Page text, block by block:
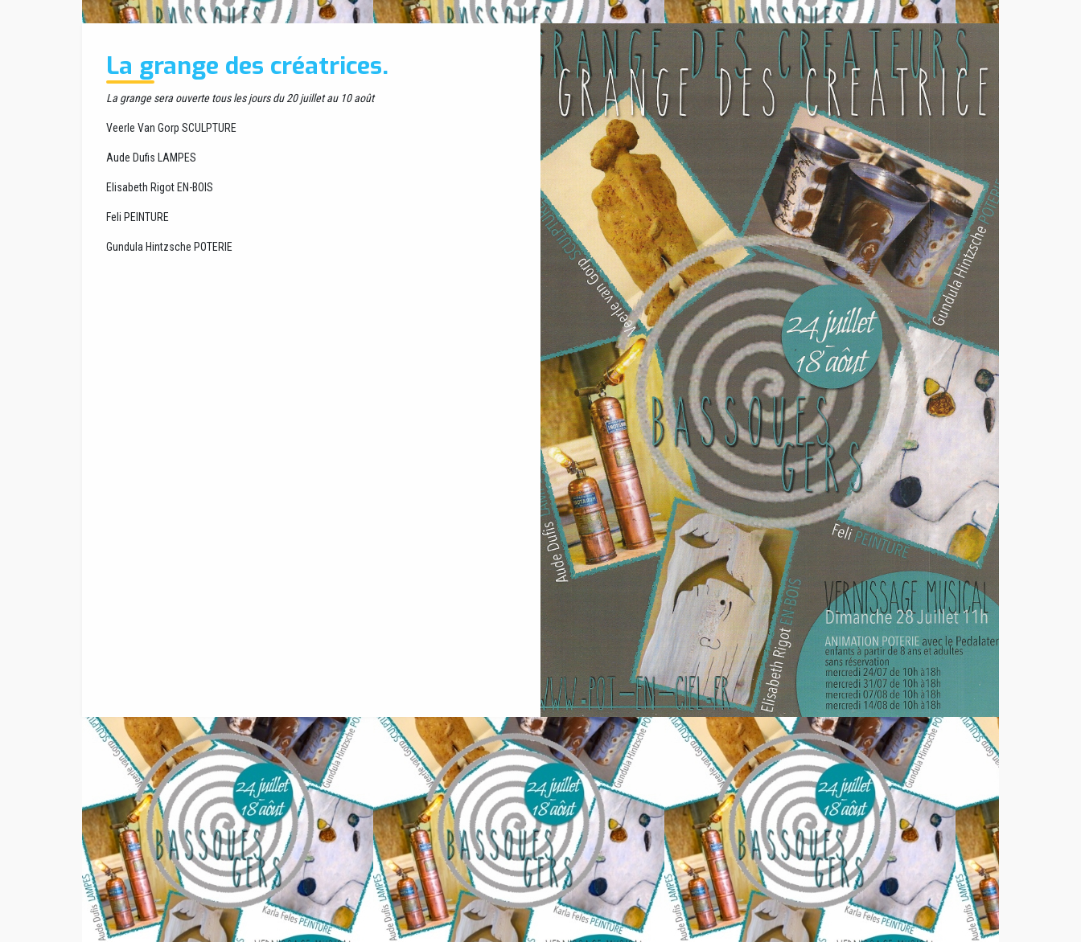
La grange des créatrices.
La grange sera ouverte tous les jours du 20 juillet au 10 août
Veerle Van Gorp SCULPTURE
Aude Dufis LAMPES
Elisabeth Rigot EN-BOIS
Feli PEINTURE
Gundula Hintzsche POTERIE